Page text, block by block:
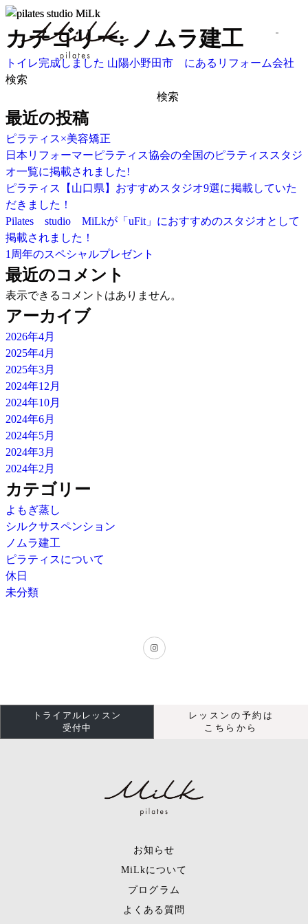
カテゴリー: ノムラ建工
トイレ完成しました 山陽小野田市 にあるリフォーム会社
検索
検索
最近の投稿
ピラティス×美容矯正
日本リフォーマーピラティス協会の全国のピラティススタジ
オ一覧に掲載されました!
ピラティス【山口県】おすすめスタジオ9選に掲載していた
だきました！
Pilates studio MiLkが「uFit」におすすめのスタジオとして
掲載されました！
1周年のスペシャルプレゼント
最近のコメント
表示できるコメントはありません。
アーカイブ
2026年4月
2025年4月
2025年3月
2024年12月
2024年10月
2024年6月
2024年5月
2024年3月
2024年2月
カテゴリー
よもぎ蒸し
シルクサスペンション
ノムラ建工
ピラティスについて
休日
未分類
トライアルレッスン
受付中
レッスンの予約は
こちらから
お知らせ
MiLkについて
プログラム
よくある質問